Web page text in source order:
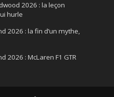
2026 : la leçon
hurle
2026 : la fin d’un mythe,
2026 : McLaren F1 GTR